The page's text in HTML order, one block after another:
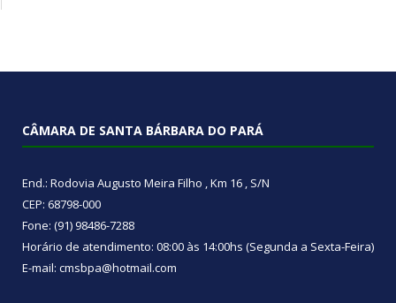
CÂMARA DE SANTA BÁRBARA DO PARÁ
End.: Rodovia Augusto Meira Filho , Km 16 , S/N
CEP: 68798-000
Fone: (91) 98486-7288
Horário de atendimento: 08:00 às 14:00hs (Segunda a Sexta-Feira)
E-mail: cmsbpa@hotmail.com